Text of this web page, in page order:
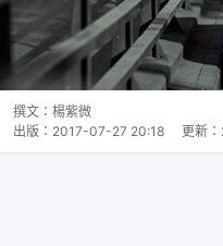
撰文： 楊紫微
出版： 2017-07-27 20:18 更新：